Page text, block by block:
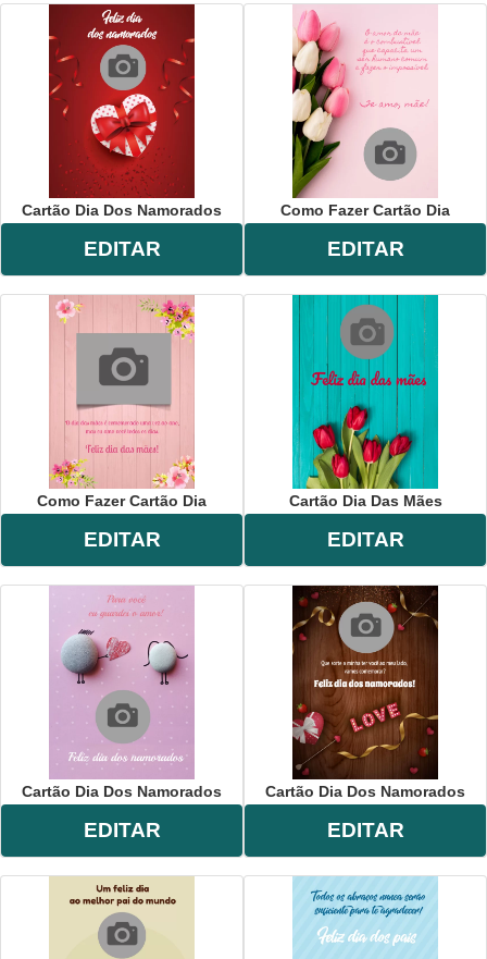
Cartão Dia Dos Namorados
EDITAR
Como Fazer Cartão Dia
EDITAR
Como Fazer Cartão Dia
EDITAR
Cartão Dia Das Mães
EDITAR
Cartão Dia Dos Namorados
EDITAR
Cartão Dia Dos Namorados
EDITAR